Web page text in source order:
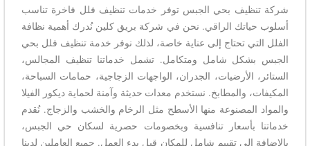
شركة تنظيف بحي الجبس توفر خدمات تنظيف فلل فاخرة تناسب
أسلوب حياتك الراقي. نحن في شركة بريق كلين نُدرك أهمية نظافة
الفلل التي تحتاج إلى عناية خاصة، لذلك نوفر خدمة تنظيف فلل بحي
الجبس بشكل شامل ومتكامل. تشمل خدماتنا تنظيف المجالس،
الستائر، الأرضيات، الجدران، الواجهات الزجاجية، حمامات السباحة،
المكيفات، والمطابخ. نستخدم معدات حديثة وآمنة لحماية ديكور الفيلا
والمواد المصنوعة منها الأسطح مثل الرخام والخشب والزجاج. نُقدم
خدماتنا بأسعار تنافسية وبخصومات حصرية لسكان حي الجبس،
بالإضافة إلى تقييم شامل للمكان قبل بدء العمل. جميع العاملين لدينا